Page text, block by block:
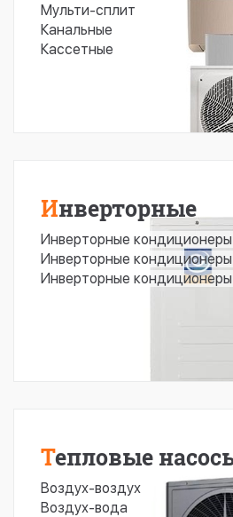
Мульти-сплит
Канальные
Кассетные
Инверторные
Инверторные
Инверторные
Инверторные
Тепловые
Воздух-воздух
Воздух-вода